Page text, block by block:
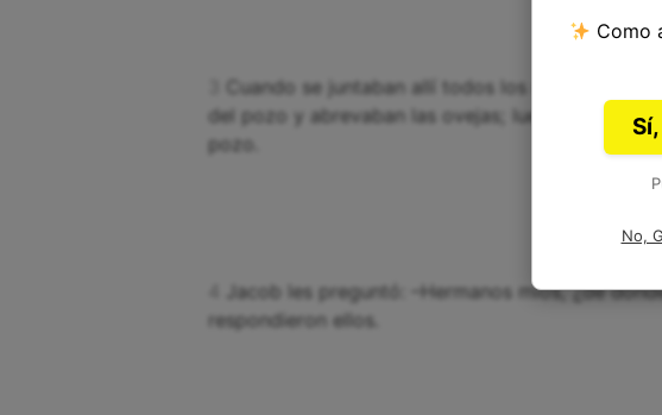
Cuando se juntaban allí todos los rebaños, los
del pozo y abrevaban las ovejas; luego volvían la
pozo.
Jacob les preguntó: –Hermanos míos, ¿de
respondieron ellos.
Como
No,